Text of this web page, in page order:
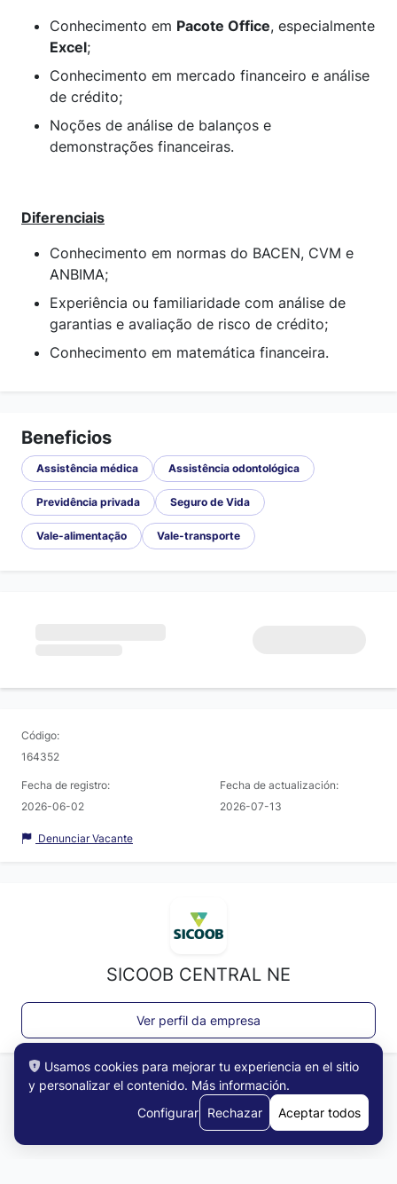
Conhecimento em Pacote Office, especialmente
Excel;
Conhecimento em mercado financeiro e análise
de crédito;
Noções de análise de balanços e
demonstrações financeiras.
Diferenciais
Conhecimento em normas do BACEN, CVM e
ANBIMA;
Experiência ou familiaridade com análise de
garantias e avaliação de risco de crédito;
Conhecimento em matemática financeira.
Beneficios
Assistência médica Assistência odontológica
Previdência privada Seguro de Vida
Vale-alimentação Vale-transporte
Código:
164352
Fecha de registro:
2026-06-02
Fecha de actualización:
2026-07-13
Denunciar Vacante
SICOOB CENTRAL NE
Ver perfil da empresa
Usamos cookies para mejorar tu experiencia en el sitio
y personalizar el contenido. Más información.
Configurar
Rechazar Aceptar todos